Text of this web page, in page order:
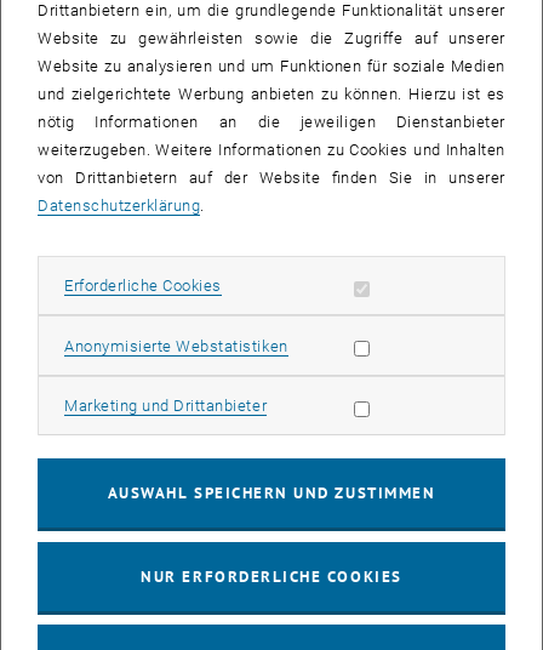
Subseiten von Austrian
Planungsteams um die Inhalte des Nachhaltigen Bauens zu
implementieren. Bei erfolgreicher Umsetzung dieser Inhalte führe
ich Zertifizierungen in den international anerkannten
Zertifizierungssystemen LEED, BREEAM und DGNB durch.
Sind die Inhalte des Lehrgangs international verwertbar?
Nachhaltigkeit ist eine Thematik, die nicht nur interdisziplinäres
Denken sondern insbesondere auch das Erkennen von globalen
Werkzeug um eine internationale Karriere zu starten.
Ist Nachhaltigkeit auch privat ein Thema für Sie?
Seitdem ich mich mit dem Thema beschäftige, haben mich die
Inhalte der Nachhaltigkeit auch privat nicht mehr losgelassen. Bald
war klar: mein Jeep Wrangler und ich gehen getrennte Wege. Jetzt
nutze ich die Silberpfeile der Wiener Linien und bin inzwischen auch
stolzes Mitglied der car2go Community.
Welche Herausforderungen gibt es in Ihrer Position?
Die Nachhaltigkeitsberatung verlangt zunächst ein grundlegendes
beteiligten Projektpartner. Dies beginnt bei der Projektentwicklung,
Drittanbietern ein, um die grundlegende Funktionalität unserer
Website zu gewährleisten sowie die Zugriffe auf unserer
Website zu analysieren und um Funktionen für soziale Medien
und zielgerichtete Werbung anbieten zu können. Hierzu ist es
nötig Informationen an die jeweiligen Dienstanbieter
weiterzugeben. Weitere Informationen zu Cookies und Inhalten
von Drittanbietern auf der Website finden Sie in unserer
Datenschutzerklärung
Erforderliche Cookies Erforderliche Cookies zulassen
Anonymisierte WebstatistikenStatistik Cookies zulassen
Marketing und DrittanbieterMarketing Cookies zulassen
AUSWAHL SPEICHERN UND ZUSTIMMEN
NUR ERFORDERLICHE COOKIES